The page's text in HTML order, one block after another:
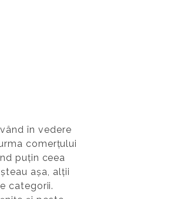
în vedere
comerțului
puțin ceea
așa, alții
categorii.